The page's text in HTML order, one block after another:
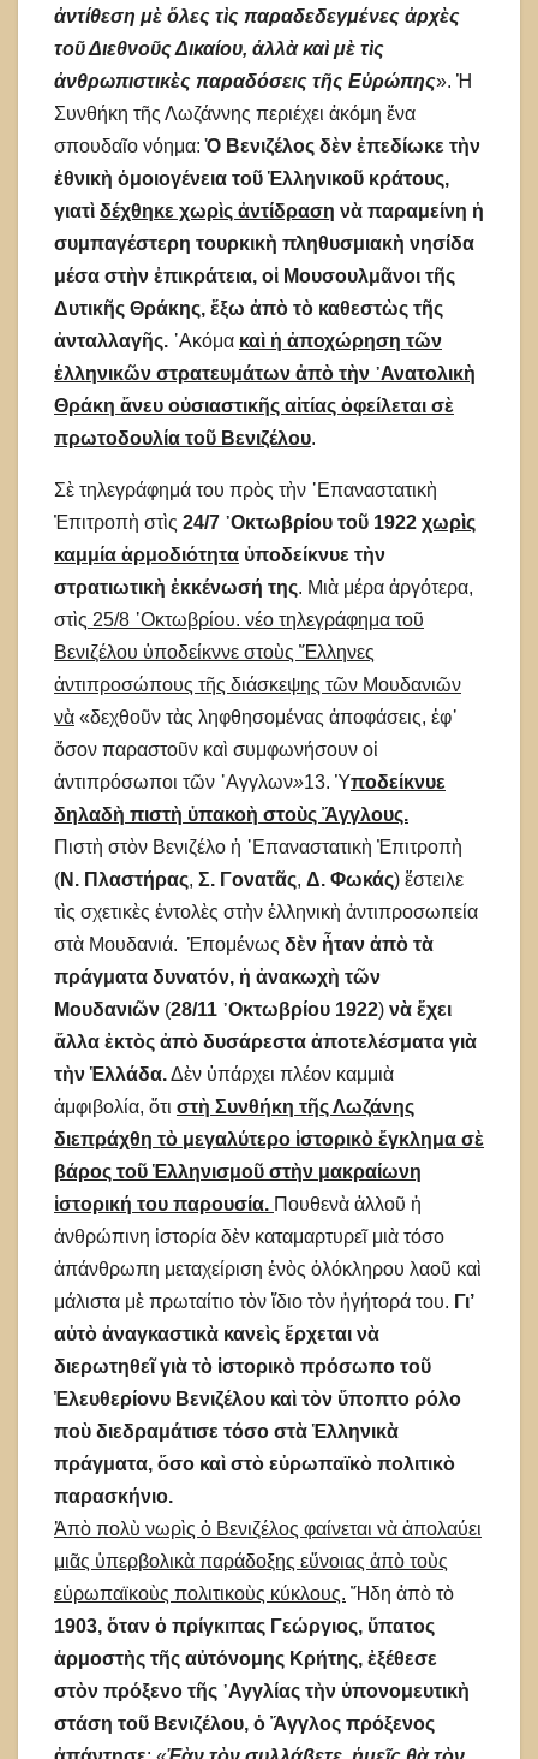
ἀντίθεση μὲ ὅλες τὶς παραδεδεγμένες ἀρχὲς
τοῦ Διεθνοῦς Δικαίου, ἀλλὰ καὶ μὲ τὶς
ἀνθρωπιστικὲς παραδόσεις τῆς Εὐρώπης». Ἡ
Συνθήκη τῆς Λωζάννης περιέχει ἀκόμη ἕνα
σπουδαῖο νόημα:Ὁ Βενιζέλος δὲν ἐπεδίωκε τὴν
ἐθνικὴ ὁμοιογένεια τοῦ Ἑλληνικοῦ κράτους,
γιατὶ δέχθηκε χωρὶς ἀντίδραση νὰ παραμείνη ἡ
συμπαγέστερη τουρκικὴ πληθυσμιακὴ νησίδα
μέσα στὴν ἐπικράτεια, οἱ Μουσουλμᾶνοι τῆς
Δυτικῆς Θράκης, ἔξω ἀπὸ τὸ καθεστὼς τῆς
ἀνταλλαγῆς. ᾿Ακόμα καὶ ἡ ἀποχώρηση τῶν
ἑλληνικῶν στρατευμάτων ἀπὸ τὴν ᾿Ανατολικὴ
Θράκη ἄνευ οὐσιαστικῆς αἰτίας ὀφείλεται σὲ
πρωτοδουλία τοῦ Βενιζέλου.
Σὲ τηλεγράφημά του πρὸς τὴν ᾿Επαναστατικὴ
Ἐπιτροπὴ στὶς 24/7 ᾿Οκτωβρίου τοῦ 1922 χωρὶς
καμμία ἁρμοδιότητα ὑποδείκνυε τὴν
στρατιωτικὴ ἐκκένωσή της. Μιὰ μέρα ἀργότερα,
στὶς 25/8 ᾿Οκτωβρίου. νέο τηλεγράφημα τοῦ
Βενιζέλου ὑποδείκννε στοὺς Ἕλληνες
ἀντιπροσώπους τῆς διάσκεψης τῶν Μουδανιῶν
νὰ «δεχθοῦν τὰς ληφθησομένας ἀποφάσεις, ἐφ᾽
ὅσον παραστοῦν καὶ συμφωνήσουν οἱ
ἀντιπρόσωποι τῶν ᾿Αγγλων»13. Ὑποδείκνυε
δηλαδὴ πιστὴ ὑπακοὴ στοὺς Ἄγγλους.
Πιστὴ στὸν Βενιζέλο ἡ ᾿Επαναστατικὴ Ἐπιτροπὴ
(Ν. Πλαστήρας, Σ. Γονατᾶς, Δ. Φωκάς) ἔστειλε
τὶς σχετικὲς ἐντολὲς στὴν ἑλληνικὴ ἀντιπροσωπεία
στὰ Μουδανιά. Ἑπομένως δὲν ἦταν ἀπὸ τὰ
πράγματα δυνατόν, ἡ ἀνακωχὴ τῶν
Μουδανιῶν (28/11 ᾿Οκτωβρίου 1922) νὰ ἔχει
ἄλλα ἐκτὸς ἀπὸ δυσάρεστα ἀποτελέσματα γιὰ
τὴν Ἑλλάδα.Δὲν ὑπάρχει πλέον καμμιὰ
ἀμφιβολία, ὅτι στὴ Συνθήκη τῆς Λωζάνης
διεπράχθη τὸ μεγαλύτερο ἱστορικὸ ἔγκλημα σὲ
βάρος τοῦ Ἑλληνισμοῦ στὴν μακραίωνη
ἱστορική του παρουσία. Πουθενὰ ἀλλοῦ ἡ
ἀνθρώπινη ἱστορία δὲν καταμαρτυρεῖ μιὰ τόσο
ἀπάνθρωπη μεταχείριση ἑνὸς ὁλόκληρου λαοῦ καὶ
μάλιστα μὲ πρωταίτιο τὸν ἴδιο τὸν ἡγήτορά του. Γι’
αὐτὸ ἀναγκαστικὰ κανεὶς ἔρχεται νὰ
διερωτηθεῖ γιὰ τὸ ἱστορικὸ πρόσωπο τοῦ
Ἐλευθερίονυ Βενιζέλου καὶ τὸν ὕποπτο ρόλο
ποὺ διεδραμάτισε τόσο στὰ Ἑλληνικὰ
πράγματα, ὅσο καὶ στὸ εὐρωπαϊκὸ πολιτικὸ
παρασκήνιο.
Ἀπὸ πολὺ νωρὶς ὁ Βενιζέλος φαίνεται νὰ ἀπολαύει
μιᾶς ὑπερβολικὰ παράδοξης εὔνοιας ἀπὸ τοὺς
εὐρωπαϊκοὺς πολιτικοὺς κύκλους. Ἤδη ἀπὸ τὸ
1903, ὅταν ὁ πρίγκιπας Γεώργιος, ὕπατος
ἁρμοστὴς τῆς αὐτόνομης Κρήτης, ἐξέθεσε
στὸν πρόξενο τῆς ᾿Αγγλίας τὴν ὑπονομευτικὴ
στάση τοῦ Βενιζέλου, ὁ Ἄγγλος πρόξενος